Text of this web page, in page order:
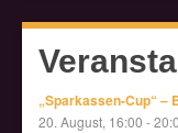
„Sparkassen-Cup“ –
20. August, 16:00 -